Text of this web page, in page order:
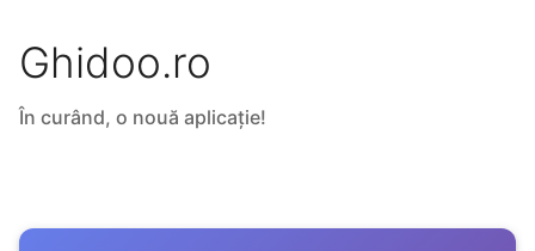
Ghidoo.ro
În curând, o nouă aplicație!